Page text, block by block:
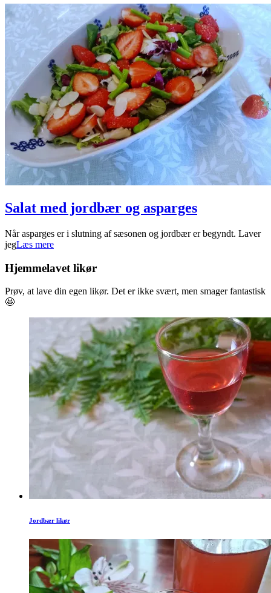
Salat med jordbær og asparges
2021-
06-
Når asparges er i slutning af sæsonen og jordbær er begyndt. Laver
jegLæs mere
Hjemmelavet likør
Prøv, at lave din egen likør. Det er ikke svært, men smager fantastisk
🤩
Jordbær likør